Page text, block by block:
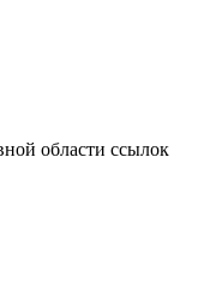
области ссылок